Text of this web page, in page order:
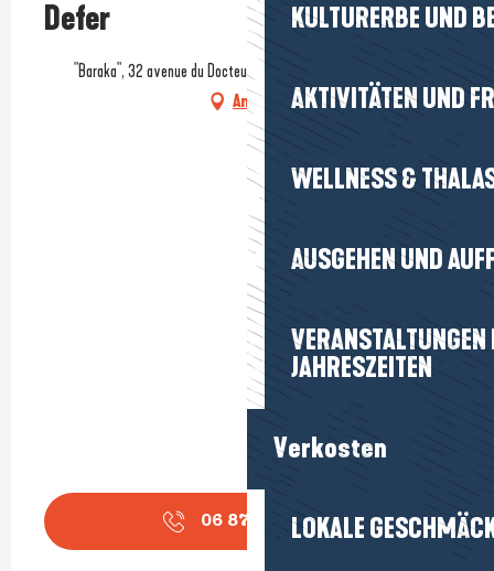
KULTURERBE UND
AKTIVITÄTEN UND
WELLNESS &
AUSGEHEN UND
JAHRESZEITEN
Verkosten
LOKALE
Defer
"Baraka", 32 avenue du Docteur Sourdille, 44510 Le Pouliguen
Anfahrt
06 87 04 39▒▒